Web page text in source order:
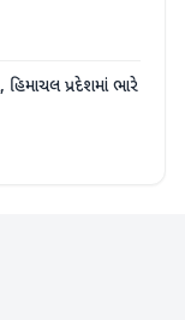
હિમાચલ પ્રદેશમાં ભારે